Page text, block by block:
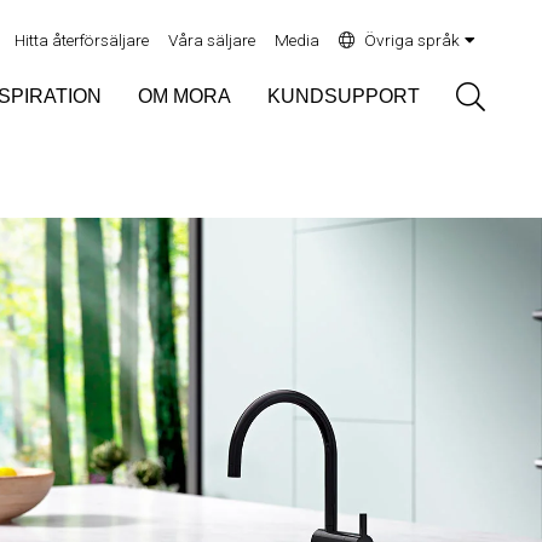
Hitta återförsäljare Våra säljare Media Övriga språk
OM MORA KUNDSUPPORT